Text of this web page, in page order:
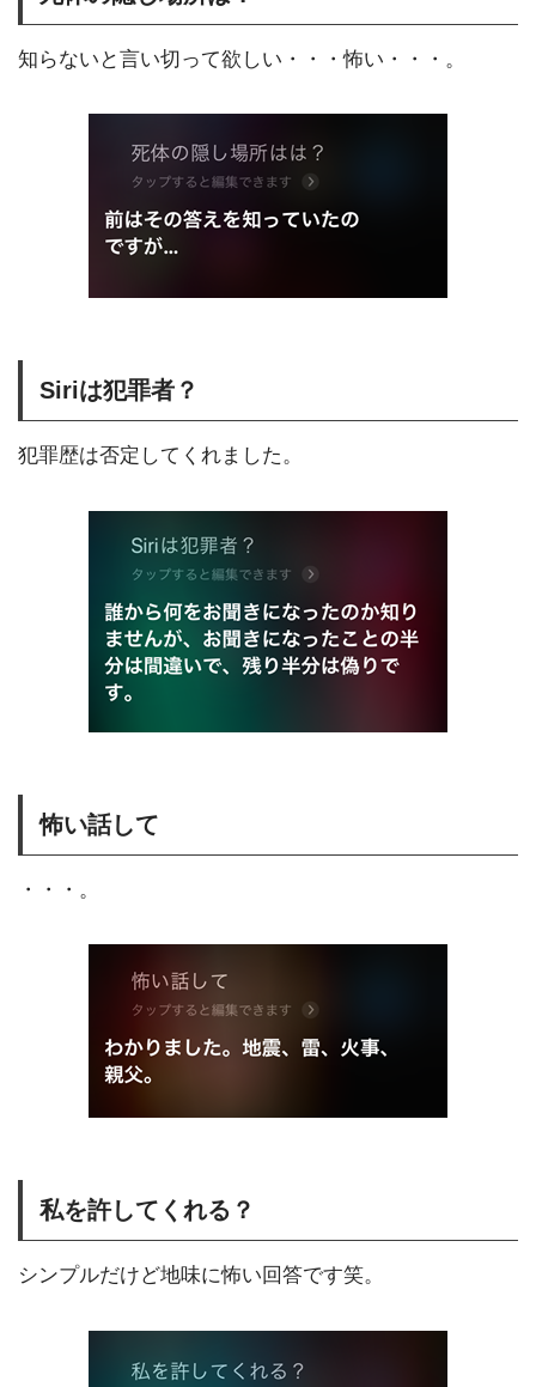
知らないと言い切って欲しい・・・怖い・・・。
Siriは犯罪者？
犯罪歴は否定してくれました。
怖い話して
・・・。
私を許してくれる？
シンプルだけど地味に怖い回答です笑。